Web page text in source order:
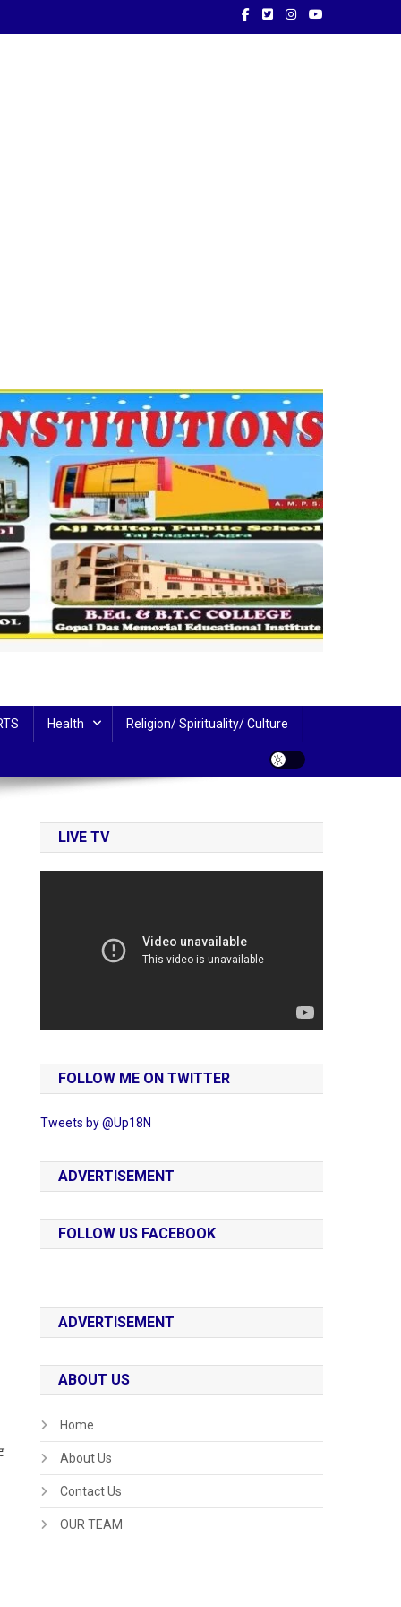
Health Religion/ Spirituality/ Culture
LIVE TV
FOLLOW ME ON TWITTER
Tweets by @Up18N
ADVERTISEMENT
FOLLOW US FACEBOOK
ADVERTISEMENT
ABOUT US
Home
About Us
Contact Us
OUR TEAM